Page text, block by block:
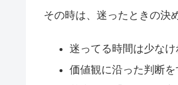
その時は、迷ったときの決
迷ってる時間は少な
価値観に沿った判断を